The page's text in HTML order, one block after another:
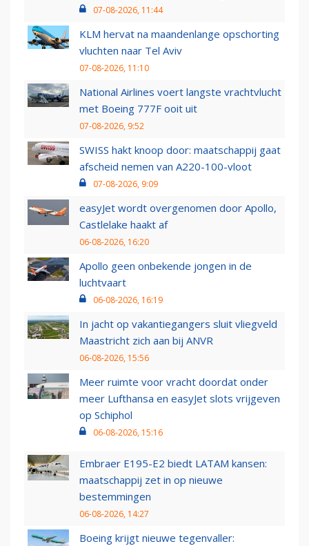
07-08-2026, 11:44
KLM hervat na maandenlange opschorting
vluchten naar Tel Aviv
07-08-2026, 11:10
National Airlines voert langste vrachtvlucht
met Boeing 777F ooit uit
07-08-2026, 9:52
SWISS hakt knoop door: maatschappij gaat
afscheid nemen van A220-100-vloot
07-08-2026, 9:09
easyJet wordt overgenomen door Apollo,
Castlelake haakt af
06-08-2026, 16:20
Apollo geen onbekende jongen in de
luchtvaart
06-08-2026, 16:19
In jacht op vakantiegangers sluit vliegveld
Maastricht zich aan bij ANVR
06-08-2026, 15:56
Meer ruimte voor vracht doordat onder
meer Lufthansa en easyJet slots vrijgeven
op Schiphol
06-08-2026, 15:16
Embraer E195-E2 biedt LATAM kansen:
maatschappij zet in op nieuwe
bestemmingen
06-08-2026, 14:27
Boeing krijgt nieuwe tegenvaller: